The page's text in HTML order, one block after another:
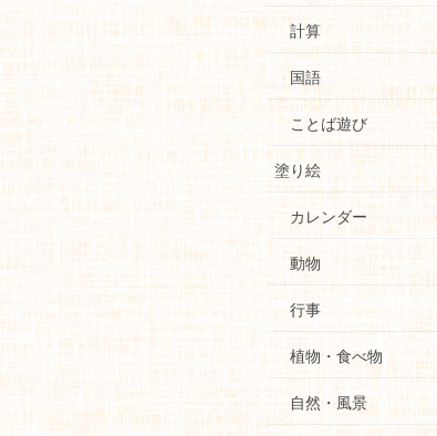
計算
国語
ことば遊び
塗り絵
カレンダー
動物
行事
植物・食べ物
自然・風景